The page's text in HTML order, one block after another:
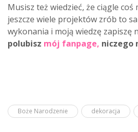
Musisz też wiedzieć, że ciągle
jeszcze wiele projektów zrób to
wykonania i moją wiedzę zapiszę
polubisz mój fanpage, niczego
Boże Narodzenie dekoracja